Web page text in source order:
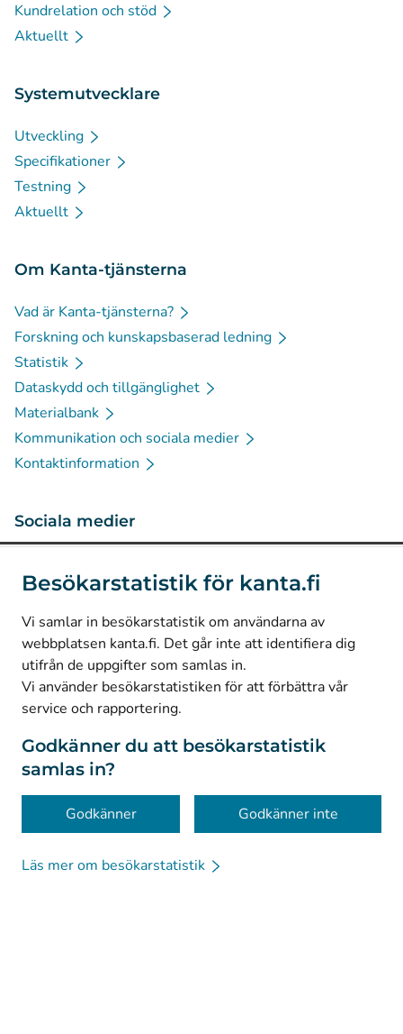
Besökarstatistik för kanta.fi
Vi samlar in besökarstatistik om användarna av
webbplatsen kanta.fi. Det går inte att identifiera dig
utifrån de uppgifter som samlas in.
Vi använder besökarstatistiken för att förbättra vår
service och rapportering.
Godkänner du att besökarstatistik
samlas in?
Godkänner Godkänner inte
Läs mer om besökarstatistik
Kundrelation och stöd
Aktuellt
Systemutvecklare
Utveckling
Specifikationer
Testning
Aktuellt
Om Kanta-tjänsterna
Vad är Kanta-tjänsterna?
Forskning och kunskapsbaserad ledning
Statistik
Dataskydd och tillgänglighet
Materialbank
Kommunikation och sociala medier
Kontaktinformation
Sociala medier
LinkedIn(Avautuu uuteen välilehteen)
Facebook
Avautuu uuteen välilehteen)
© Kanta-Palvelut, Kansaneläkelaitos
Dataskydd
Om webbplatsen
Tillgänglighet
Kakor